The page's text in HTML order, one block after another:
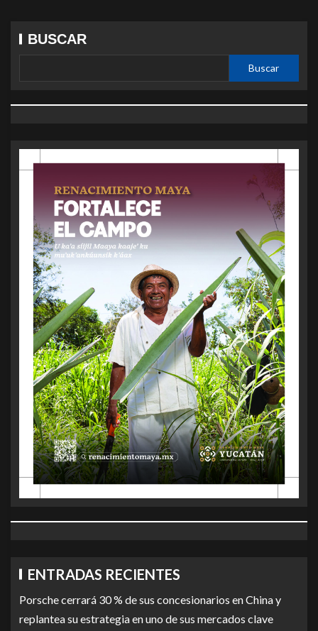
BUSCAR
Buscar
ENTRADAS RECIENTES
Porsche cerrará 30 % de sus concesionarios en China y
replantea su estrategia en uno de sus mercados clave